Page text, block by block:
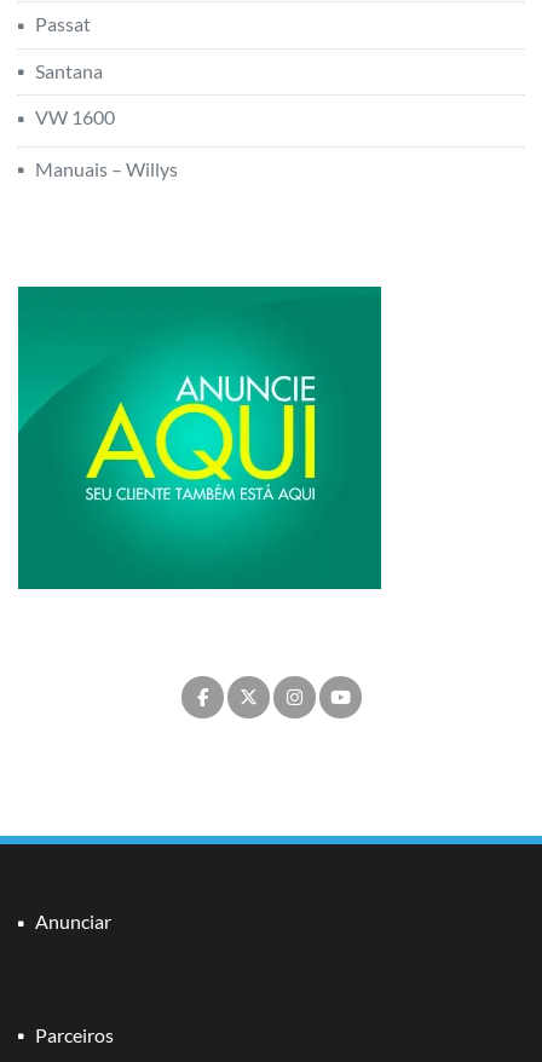
Passat
Santana
VW 1600
Manuais – Willys
Anunciar
Parceiros